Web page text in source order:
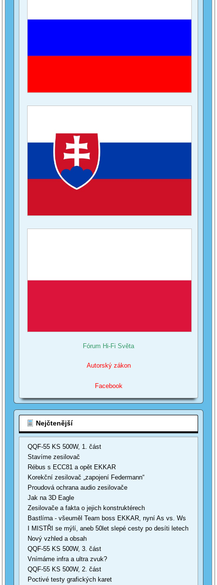
Fórum Hi-Fi Světa
Autorský zákon
Facebook
Nejčtenější
QQF-55 KS 500W, 1. část
Stavíme zesilovač
Rébus s ECC81 a opět EKKAR
Korekční zesilovač „zapojení Federmann“
Proudová ochrana audio zesilovače
Jak na 3D Eagle
Zesilovače a fakta o jejich konstruktérech
Bastlírna - všeuměl Team boss EKKAR, nyní As vs. Ws
I MISTŘI se mýlí, aneb 50let slepé cesty po desíti letech
Nový vzhled a obsah
QQF-55 KS 500W, 3. část
Vnímáme infra a ultra zvuk?
QQF-55 KS 500W, 2. část
Poctivé testy grafických karet